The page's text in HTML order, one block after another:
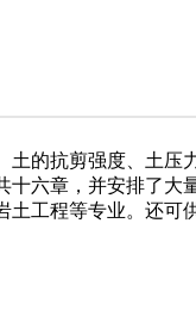
的抗剪强度、土压
六章，并安排了大
工程等专业。还可